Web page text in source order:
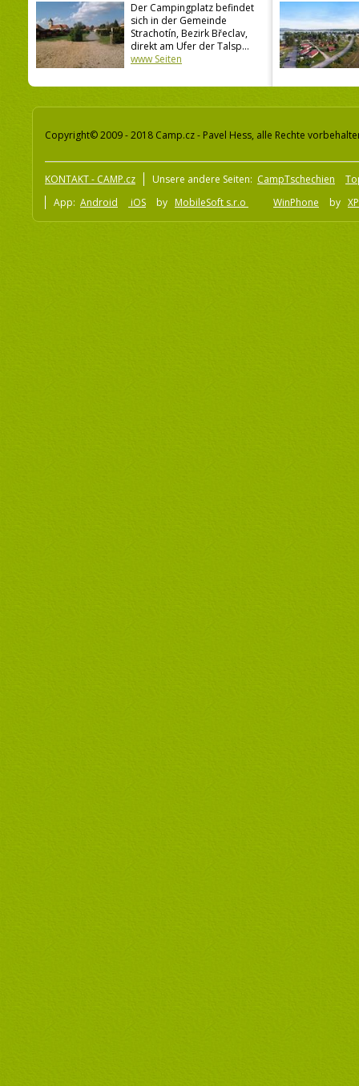
Der Campingplatz befindet
sich in der Gemeinde
Strachotín, Bezirk Břeclav,
direkt am Ufer der Talsp...
www Seiten
Copyright© 2009 - 2018 Camp.cz - Pavel Hess, alle Rechte
KONTAKT - CAMP.cz Unsere andere Seiten: CampTschechien
App: Android iOS by MobileSoft s.r.o WinPhone by